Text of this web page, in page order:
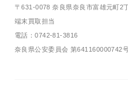
〒631-0078 奈良県奈良市富雄元町2
端末買取担当
電話：0742-81-3816
奈良県公安委員会 第641160000742